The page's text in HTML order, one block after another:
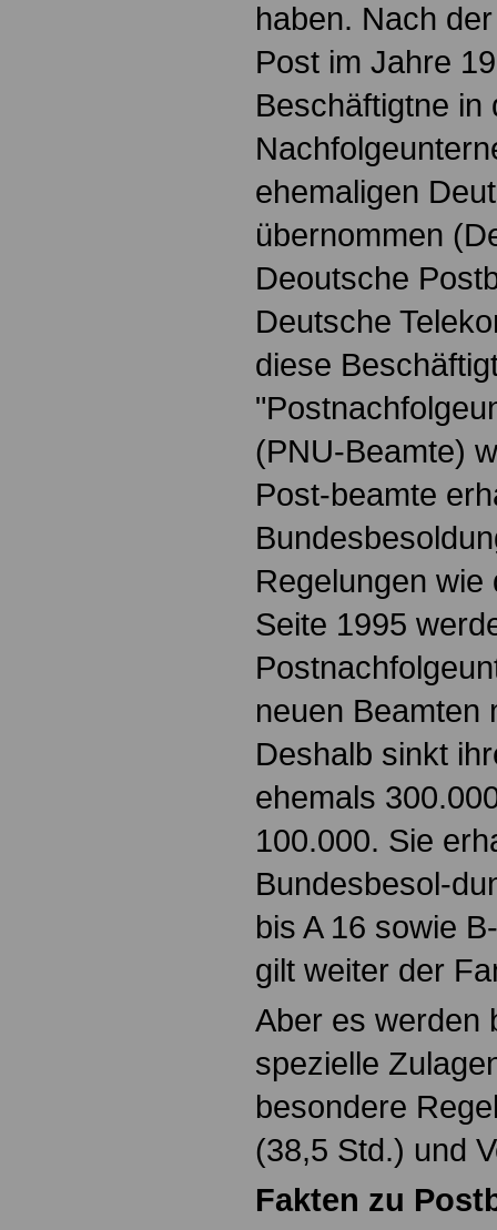
haben. Nach
Post im Jahre
Beschäftigtne in
ehemaligen
übernommen
Deoutsche
Deutsche
diese
(PNU-Beamte)
Post-beamte
Regelungen
Seite 1995
neuen Beamten
Deshalb sinkt
ehemals
100.000. Sie
Bundesbesol-
bis A 16 sowie
gilt weiter der
Aber es werden
spezielle
besondere
(38,5 Std.) und
Fakten zu